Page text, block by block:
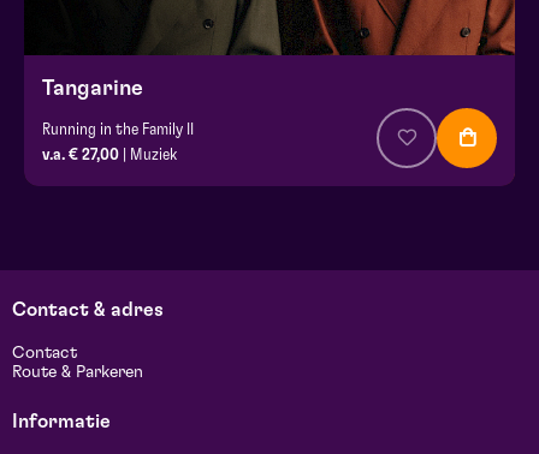
Tangarine
Running in the Family II
v.a. € 27,00 | Muziek
Contact & adres
Contact
Route & Parkeren
Informatie